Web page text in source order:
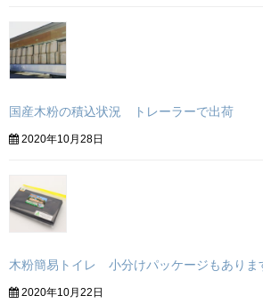
国産木粉の積込状況 トレーラーで出荷
2020年10月28日
木粉簡易トイレ 小分けパッケージもありま
2020年10月22日